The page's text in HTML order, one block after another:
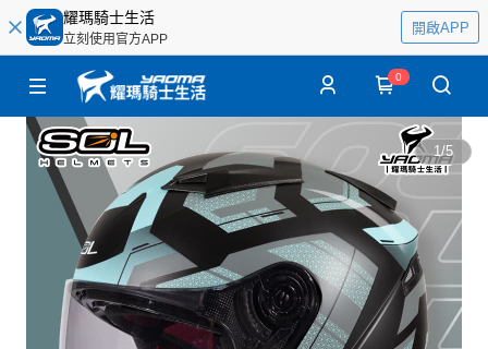
耀瑪騎士生活
立刻使用官方APP
開啟APP
0
1/5